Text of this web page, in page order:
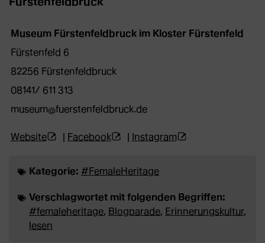
Museum Fürstenfeldbruck im Kloster Fürstenfeld
Fürstenfeld 6
82256 Fürstenfeldbruck
08141/ 611 313
museum@fuerstenfeldbruck.de
Website(Öffnet
Webseite
in
neuem
Tab)
Facebook(Öffnet
Webseite
in
neuem
Instagram(Öffnet
in
neuem
Kategorie: #FemaleHeritage
Verschlagwortet mit folgenden Begriffen:
#femaleheritage, Blogparade, Erinnerungskultur,
lesen